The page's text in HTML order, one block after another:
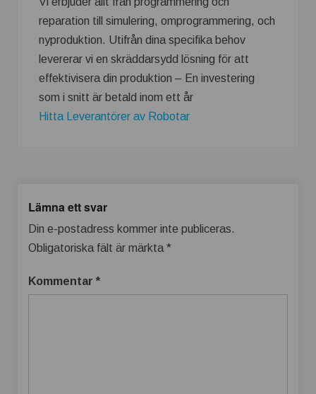
reparation till simulering, omprogrammering, och
nyproduktion. Utifrån dina specifika behov
levererar vi en skräddarsydd lösning för att
effektivisera din produktion – En investering
som i snitt är betald inom ett år
Hitta Leverantörer av Robotar
Lämna ett svar
Din e-postadress kommer inte publiceras.
Obligatoriska fält är märkta *
Kommentar *